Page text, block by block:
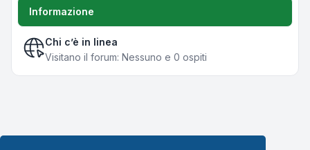
Informazione
Chi c’è in linea
Visitano il forum: Nessuno e 0 ospiti